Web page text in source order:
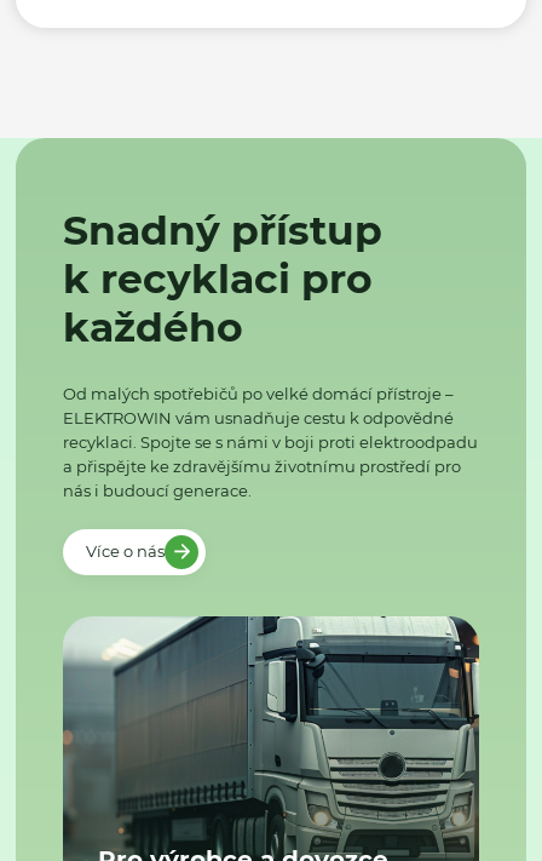
Snadný přístup
k recyklaci pro
každého
Od malých spotřebičů po velké domácí přístroje –
ELEKTROWIN vám usnadňuje cestu k odpovědné
recyklaci. Spojte se s námi v boji proti elektroodpadu
a přispějte ke zdravějšímu životnímu prostředí pro
nás i budoucí generace.
Více o nás